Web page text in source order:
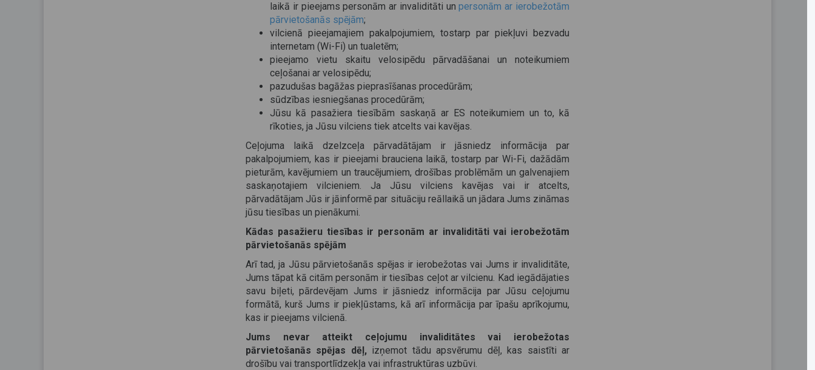
laikā ir pieejams personām ar invaliditāti unpersonām ar ierobežotām
pārvietošanās spējām;
vilcienā pieejamajiem pakalpojumiem, tostarp par piekļuvi bezvadu
internetam (Wi-Fi) un tualetēm;
pieejamo vietu skaitu velosipēdu pārvadāšanai un noteikumiem
ceļošanai ar velosipēdu;
pazudušas bagāžas pieprasīšanas procedūrām;
sūdzības iesniegšanas procedūrām;
Jūsu kā pasažiera tiesībām saskaņā ar ES noteikumiem un to, kā
rīkoties, ja Jūsu vilciens tiek atcelts vai kavējas.
Ceļojuma laikā dzelzceļa pārvadātājam ir jāsniedz informācija par
pakalpojumiem, kas ir pieejami brauciena laikā, tostarp par Wi-Fi, dažādām
pieturām, kavējumiem un traucējumiem, drošības problēmām un galvenajiem
saskaņotajiem vilcieniem. Ja Jūsu vilciens kavējas vai ir atcelts,
pārvadātājam Jūs ir jāinformē par situāciju reāllaikā un jādara Jums zināmas
jūsu tiesības un pienākumi.
Kādas pasažieru tiesības ir personām ar invaliditāti vai ierobežotām
pārvietošanās spējām
Arī tad, ja Jūsu pārvietošanās spējas ir ierobežotas vai Jums ir invaliditāte,
Jums tāpat kā citām personām ir tiesības ceļot ar vilcienu. Kad iegādājaties
savu biļeti, pārdevējam Jums ir jāsniedz informācija par Jūsu ceļojumu
formātā, kurš Jums ir piekļūstams, kā arī informācija par īpašu aprīkojumu,
kas ir pieejams vilcienā.
Jums nevar atteikt ceļojumu invaliditātes vai ierobežotas
pārvietošanās spējas dēļ,izņemot tādu apsvērumu dēļ, kas saistīti ar
drošību vai transportlīdzekļa vai infrastruktūras uzbūvi.